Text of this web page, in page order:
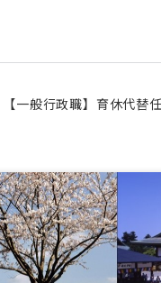
【一般行政職】育休代替